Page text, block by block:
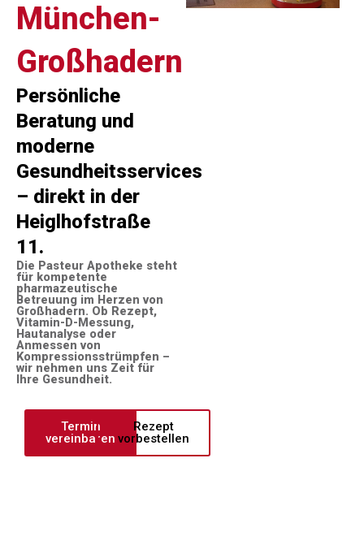
München-
Großhadern
Persönliche
Beratung und
moderne
Gesundheitsservices
– direkt in der
Heiglhofstraße
11.
Die Pasteur Apotheke steht
für kompetente
pharmazeutische
Betreuung im Herzen von
Großhadern. Ob Rezept,
Vitamin-D-Messung,
Hautanalyse oder
Anmessen von
Kompressionsstrümpfen –
wir nehmen uns Zeit für
Ihre Gesundheit.
Termin
vereinbaren
Rezept
vorbestellen